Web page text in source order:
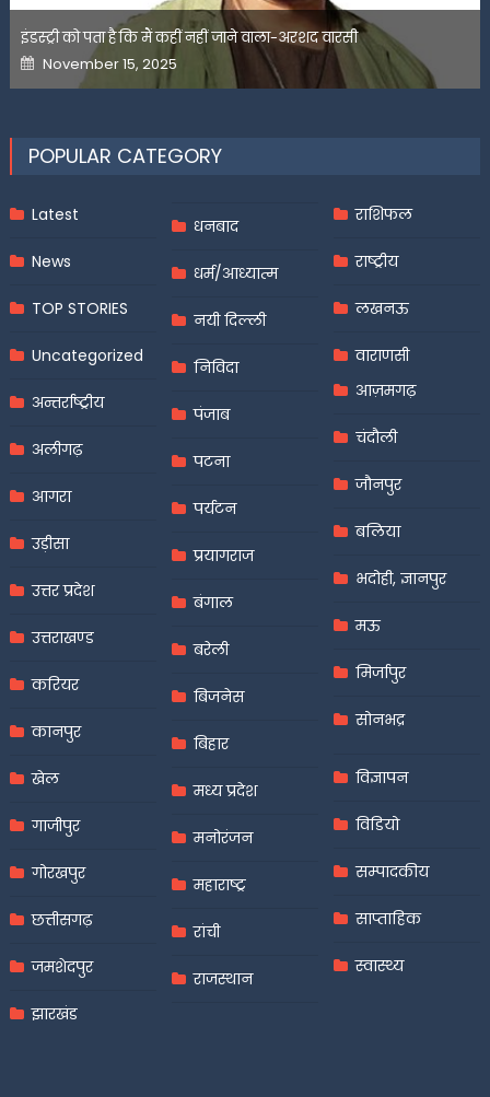
इंडस्ट्री को पता है कि मैं कहीं नहीं जाने वाला-अरशद वारसी
Posted
on
November 15, 2025
POPULAR CATEGORY
Latest
News
TOP STORIES
Uncategorized
अन्तर्राष्ट्रीय
अलीगढ़
आगरा
उड़ीसा
उत्तर प्रदेश
उत्तराखण्ड
करियर
कानपुर
खेल
गाजीपुर
गोरखपुर
छत्तीसगढ़
जमशेदपुर
झारखंड
धनबाद
धर्म/आध्यात्म
नयी दिल्ली
निविदा
पंजाब
पटना
पर्यटन
प्रयागराज
बंगाल
बरेली
बिजनेस
बिहार
मध्य प्रदेश
मनोरंजन
महाराष्ट्र
रांची
राजस्थान
राशिफल
राष्ट्रीय
लखनऊ
वाराणसी
आज़मगढ़
चंदौली
जौनपुर
बलिया
भदोही, ज्ञानपुर
मऊ
मिर्जापुर
सोनभद्र
विज्ञापन
विडियो
सम्पादकीय
साप्ताहिक
स्वास्थ्य